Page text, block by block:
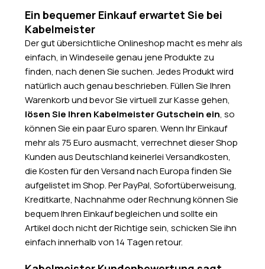
Ein bequemer Einkauf erwartet Sie bei
Kabelmeister
Der gut übersichtliche Onlineshop macht es mehr als
einfach, in Windeseile genau jene Produkte zu
finden, nach denen Sie suchen. Jedes Produkt wird
natürlich auch genau beschrieben. Füllen Sie Ihren
Warenkorb und bevor Sie virtuell zur Kasse gehen,
lösen Sie Ihren Kabelmeister Gutschein ein, so
können Sie ein paar Euro sparen. Wenn Ihr Einkauf
mehr als 75 Euro ausmacht, verrechnet dieser Shop
Kunden aus Deutschland keinerlei Versandkosten,
die Kosten für den Versand nach Europa finden Sie
aufgelistet im Shop. Per PayPal, Sofortüberweisung,
Kreditkarte, Nachnahme oder Rechnung können Sie
bequem Ihren Einkauf begleichen und sollte ein
Artikel doch nicht der Richtige sein, schicken Sie ihn
einfach innerhalb von 14 Tagen retour.